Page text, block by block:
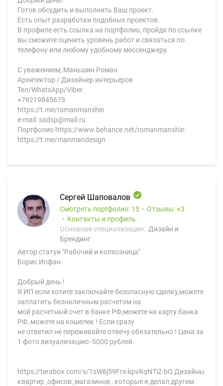
Готов обсудить и выполнить Ваш проект.
Есть опыт разработки подобных проектов.
В профиле есть ссылка на портфолио, пройдя по ссылке
вы сможите оценить уровень работ и связаться по
телефону или любому удобному мессенджеру.
С уважением, Маньшин Роман
Архитектор / Дизайнер интерьеров
Тел/WhatsApp/Viber
+79219845673
https://t.me/romanmanshin
e-mail: sadsp@mail.ru
Портфолио https://www.behance.net/romanmanshin
https://t.me/manmandesign
Сергей Шаповалов
Смотреть портфолио: 15 Отзывы:
3
Контакты и профиль
Основная специализация: Дизайн и
Брендинг
Автор статуи "Рабочий и колхозница"
Борис Иофан
Добрый день !
Я ИП если хотите заключайте безопасную сделку,можете
заплатить безналичным расчетом на
мой расчетный счет в банке РФ,можете на карту банка
РФ, можете на кошелек ! Если сразу
не ответил не переживайте отвечу обязательно ! Цена за
1 фото визуализацию -5000 рублей.
https://terabox.com/s/1sW8j59Frs-kpvRqNTiZ-bQ Дизайны
квартир ,офисов ,магазинов , которые я делал другим